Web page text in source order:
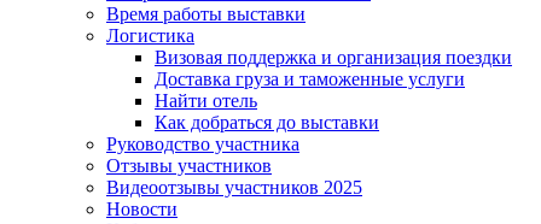
Время работы выставки
Логистика
Визовая поддержка и организация поездки
Доставка груза и таможенные услуги
Найти отель
Как добраться до выставки
Руководство участника
Отзывы участников
Видеоотзывы участников 2025
Новости